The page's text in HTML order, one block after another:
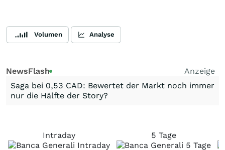
Volumen Analyse
NewsFlash
Anzeige
Saga bei 0,53 CAD: Bewertet der Markt noch immer
nur die Hälfte der Story?
Intraday 5 Tage